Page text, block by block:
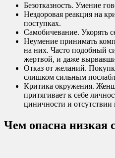
Безотказность. Умение
Нездоровая реакция на
поступках.
Самобичевание. Укорять
Неумение принимать
на них. Часто подобный
жертвой, и даже
Отказ от желаний.
слишком сильным
Критика окружения.
притягивает к себе
циничности и отсутствии
Чем опасна низкая